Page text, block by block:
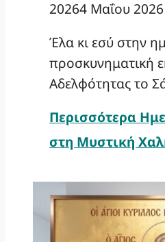
20264 Μαΐου 2026
Έλα κι εσύ στην
προσκυνηματική
Αδελφότητας το
Περισσότερα
στη Μυστική